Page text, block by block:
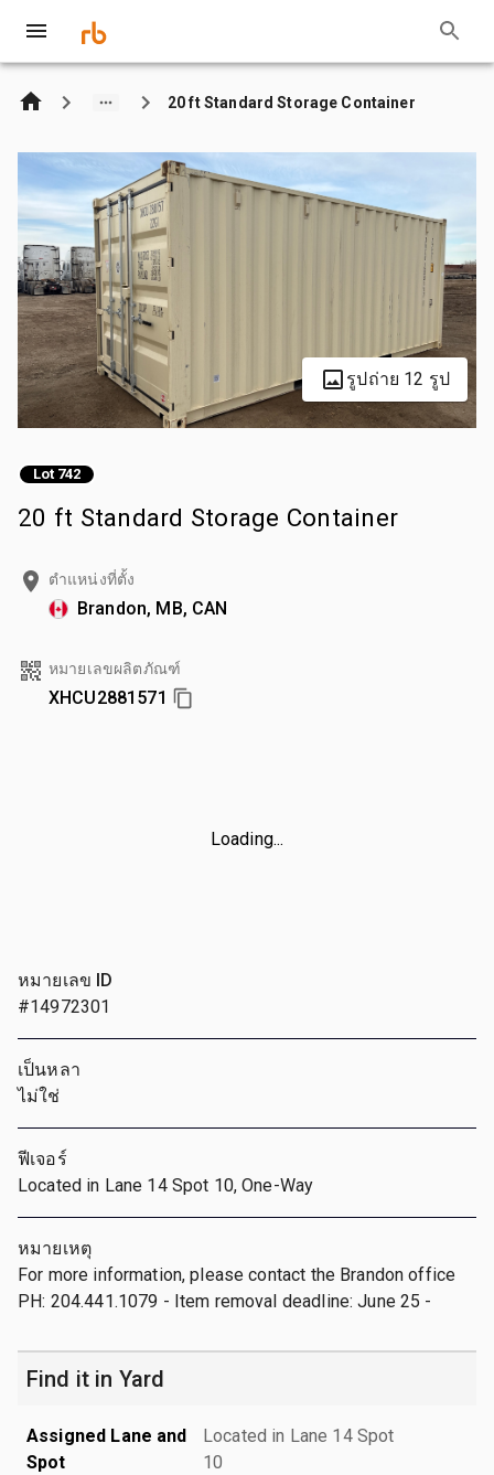
20 ft Standard Storage Container
รูปถ่าย 12 รูป
Lot 742
20 ft Standard Storage Container
ตำแหน่งที่ตั้ง
Brandon, MB, CAN
หมายเลขผลิตภัณฑ์
XHCU2881571
Loading...
หมายเลข ID
#14972301
เป็นหลา
ไม่ใช่
ฟีเจอร์
Located in Lane 14 Spot 10, One-Way
หมายเหตุ
For more information, please contact the Brandon office
PH: 204.441.1079 - Item removal deadline: June 25 -
Find it in Yard
Assigned Lane and
Spot
Located in Lane 14 Spot
10